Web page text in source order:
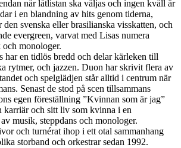
när låtlistan ska väljas och ingen kväll är
i en blandning av hits genom tiderna,
svenska eller brasilianska visskatten, och
evergreen, varvat med Lisas numera
och monologer.
har en tidlös bredd och delar kärleken till
rytmer, och jazzen. Duon har skrivit flera av
och spelglädjen står alltid i centrum när
Senast de stod på scen tillsammans
egen föreställning ”Kvinnan som är jag”
karriär och sitt liv som kvinna i en
musik, steppdans och monologer.
och turnérat ihop i ett otal sammanhang
storband och orkestrar sedan 1992.